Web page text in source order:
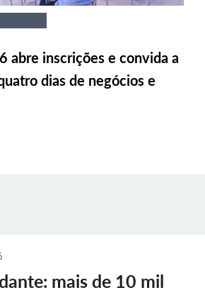
abre inscrições e convida a
dias de negócios e
mais de 10 mil